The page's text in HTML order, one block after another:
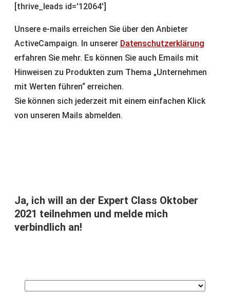
[thrive_leads id='12064']
Unsere e-mails erreichen Sie über den Anbieter
ActiveCampaign. In unserer Datenschutzerklärung
erfahren Sie mehr. Es können Sie auch Emails mit
Hinweisen zu Produkten zum Thema „Unternehmen
mit Werten führen“ erreichen.
Sie können sich jederzeit mit einem einfachen Klick
von unseren Mails abmelden.
Ja, ich will an der Expert Class Oktober
2021 teilnehmen und melde mich
verbindlich an!